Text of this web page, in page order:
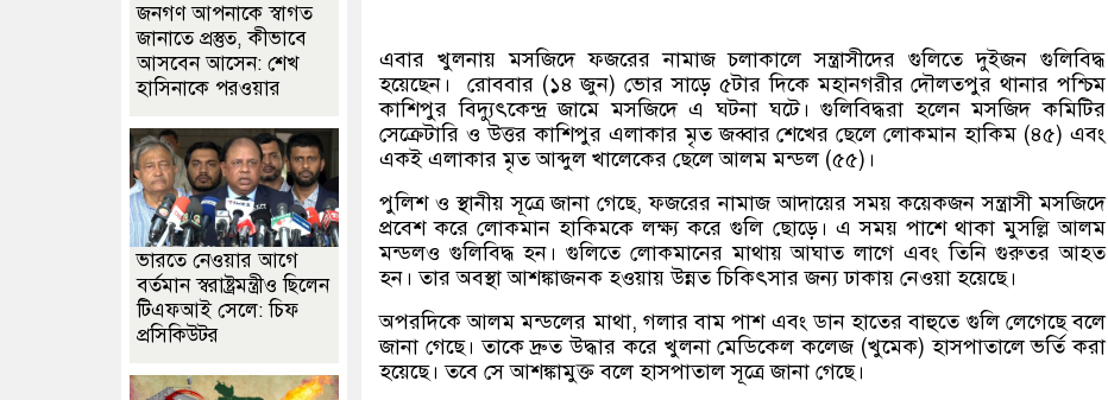
এবার খুলনায় মসজিদে ফজরের নামাজ চলাকালে সন্ত্রাসীদের গুলিতে দুইজন গুলিবিদ্ধ
হয়েছেন।
রোববার(১৪ জুন)ভোর সাড়ে ৫টার দিকে মহানগরীর দৌলতপুর থানার পশ্চিম
কাশিপুর বিদ্যুৎকেন্দ্র জামে মসজিদে এ ঘটনা ঘটে। গুলিবিদ্ধরা হলেন মসজিদ কমিটির
সেক্রেটারি ও উত্তর কাশিপুর এলাকার মৃত জব্বার শেখের ছেলে লোকমান হাকিম (৪৫)এবং
একই এলাকার মৃত আব্দুল খালেকের ছেলে আলম মন্ডল(৫৫) ।
পুলিশ ও স্থানীয় সূত্রে জানা গেছে,ফজরের নামাজ আদায়ের সময় কয়েকজন সন্ত্রাসী মসজিদে
প্রবেশ করে লোকমান হাকিমকে লক্ষ্য করে গুলি ছোড়ে। এ সময় পাশে থাকা মুসল্লি আলম
মন্ডলও গুলিবিদ্ধ হন। গুলিতে লোকমানের মাথায় আঘাত লাগে এবং তিনি গুরুতর আহত
হন। তার অবস্থা আশঙ্কাজনক হওয়ায় উন্নত চিকিৎসার জন্য ঢাকায় নেওয়া হয়েছে।
অপরদিকে আলম মন্ডলের মাথা, গলার বাম পাশ এবং ডান হাতের বাহুতে গুলি লেগেছে বলে
জানা গেছে। তাকে দ্রুত উদ্ধার করে খুলনা মেডিকেল কলেজ(খুমেক)হাসপাতালে ভর্তি করা
হয়েছে। তবে সে আশঙ্কামুক্ত বলে হাসপাতাল সূত্রে জানা গেছে।
জনগণ আপনাকে স্বাগত
জানাতে প্রস্তুত, কীভাবে
আসবেন আসেন: শেখ
হাসিনাকে পরওয়ার
ভারতে নেওয়ার আগে
বর্তমান স্বরাষ্ট্রমন্ত্রীও ছিলেন
টিএফআই সেলে: চিফ
প্রসিকিউটর